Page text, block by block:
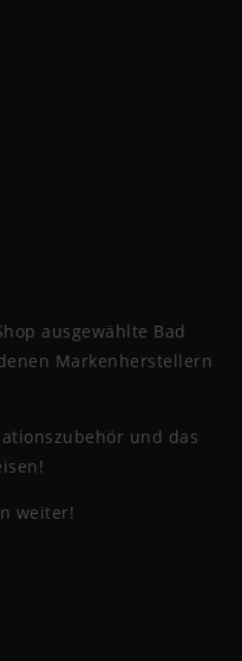
ausgewählte Bad
Markenherstellern
und das
weiter!